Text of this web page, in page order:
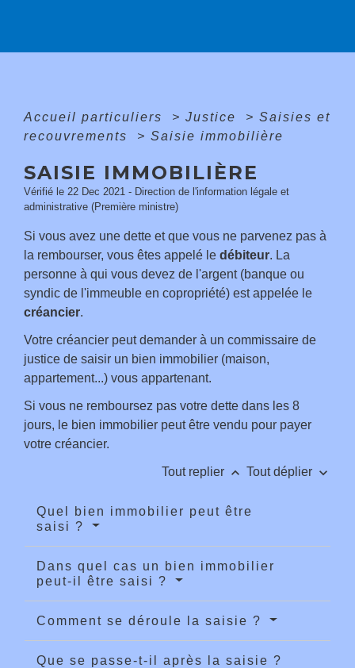
Accueil particuliers > Justice > Saisies et
recouvrements
> Saisie immobilière
SAISIE IMMOBILIÈRE
Vérifié le 22 Dec 2021 - Direction de l'information légale et
administrative (Première ministre)
Si vous avez une dette et que vous ne parvenez pas à
la rembourser, vous êtes appelé le débiteur. La
personne à qui vous devez de l'argent (banque ou
syndic de l'immeuble en copropriété) est appelée le
créancier.
Votre créancier peut demander à un commissaire de
justice de saisir un bien immobilier (maison,
appartement...) vous appartenant.
Si vous ne remboursez pas votre dette dans les 8
jours, le bien immobilier peut être vendu pour payer
votre créancier.
Tout replier keyboard_arrow_up Tout déplier keyboard_arrow_down
Quel bien immobilier peut être
saisi ?
Dans quel cas un bien immobilier
peut-il être saisi ?
Comment se déroule la saisie ?
Que se passe-t-il après la saisie ?